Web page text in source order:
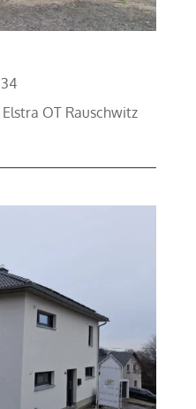
OT Rauschwitz